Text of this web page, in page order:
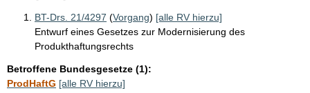
BT-Drs. 21/4297 (Vorgang) [alle RV hierzu]
Entwurf eines Gesetzes zur Modernisierung des
Produkthaftungsrechts
Betroffene Bundesgesetze (1):
ProdHaftG [alle RV hierzu]